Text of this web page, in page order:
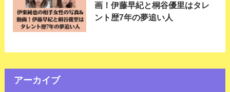
画！伊藤早紀と桐谷優里はタレ
ント歴7年の夢追い人
アーカイブ